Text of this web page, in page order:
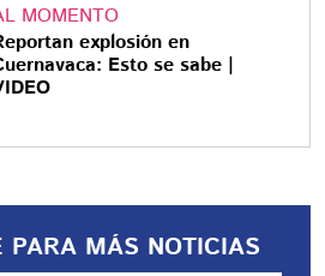
MOMENTO
explosión en
Esto se sabe |
PARA MÁS NOTICIAS